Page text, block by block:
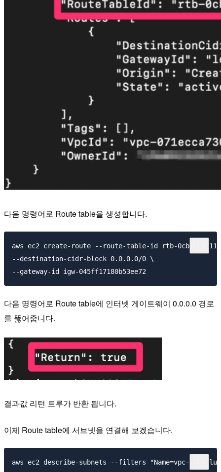
다음 명령어로 Route table을 생성합니다.
aws ec2 create-route --route-table-id rtb-
--destination-cidr-block 0.0.0.0/0 \
다음 명령어로 Route table에 인터넷 게이트웨이 0.0.0.0 경로
를 뚫어줍니다.
결과값 리턴 트루가 반환 됩니다.
이제 Route table에 서브넷을 연결해 보겠습니다.